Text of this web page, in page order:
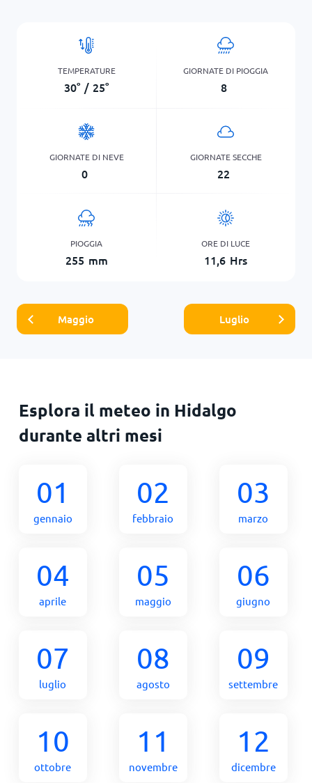
TEMPERATURE
30° / 25°
GIORNATE DI PIOGGIA
8
GIORNATE DI NEVE
0
GIORNATE SECCHE
22
PIOGGIA
255 mm
ORE DI LUCE
11,6 Hrs
Maggio Luglio
Esplora il meteo in Hidalgo
durante altri mesi
01
gennaio
02
febbraio
03
marzo
04
aprile
05
maggio
06
giugno
07
luglio
08
agosto
09
settembre
10
ottobre
11
novembre
12
dicembre